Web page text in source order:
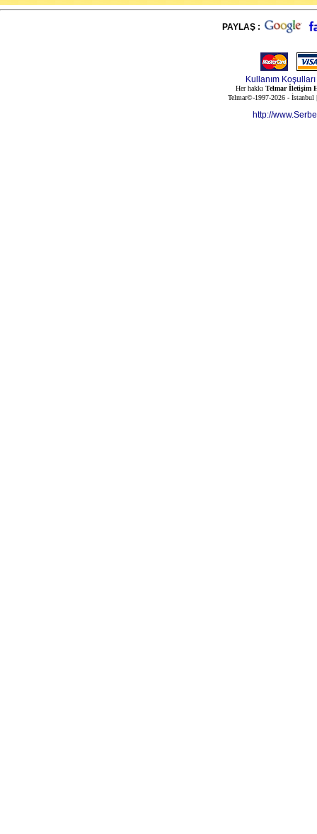
PAYLAŞ :
Kullanım Koşulları
Her hakkı Telmar İletişim
Telmar©-1997-2026 -
http://